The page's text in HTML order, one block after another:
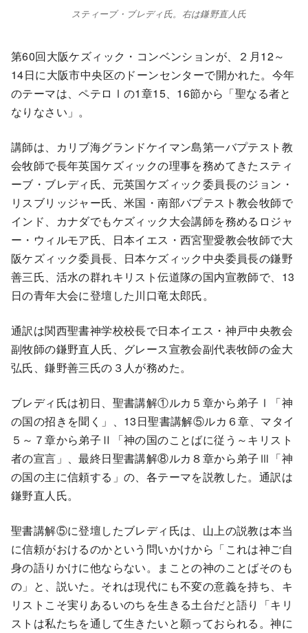
スティーブ・ブレディ氏。右は鎌野直人氏
第60回大阪ケズィック・コンベンションが、２月12～
14日に大阪市中央区のドーンセンターで開かれた。今年
のテーマは、ペテロⅠの1章15、16節から「聖なる者と
なりなさい」。
講師は、カリブ海グランドケイマン島第一バプテスト教
会牧師で長年英国ケズィックの理事を務めてきたスティ
ーブ・ブレディ氏、元英国ケズィック委員長のジョン・
リスブリッジャー氏、米国・南部バプテスト教会牧師で
インド、カナダでもケズィック大会講師を務めるロジャ
ー・ウィルモア氏、日本イエス・西宮聖愛教会牧師で大
阪ケズィック委員長、日本ケズィック中央委員長の鎌野
善三氏、活水の群れキリスト伝道隊の国内宣教師で、13
日の青年大会に登壇した川口竜太郎氏。
通訳は関西聖書神学校校長で日本イエス・神戸中央教会
副牧師の鎌野直人氏、グレース宣教会副代表牧師の金大
弘氏、鎌野善三氏の３人が務めた。
ブレディ氏は初日、聖書講解①ルカ５章から弟子Ⅰ「神
の国の招きを聞く」、13日聖書講解⑤ルカ６章、マタイ
５～７章から弟子Ⅱ「神の国のことばに従う～キリスト
者の宣言」、最終日聖書講解⑧ルカ８章から弟子Ⅲ「神
の国の主に信頼する」の、各テーマを説教した。通訳は
鎌野直人氏。
聖書講解⑤に登壇したブレディ氏は、山上の説教は本当
に信頼がおけるのかという問いかけから「これは神ご自
身の語りかけに他ならない。まことの神のことばそのも
の」と、説いた。それは現代にも不変の意義を持ち、キ
リストこそ実りあるいのちを生きる土台だと語り「キリ
ストは私たちを通して生きたいと願っておられる。神に